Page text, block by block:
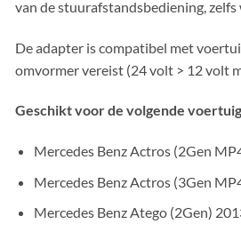
van de stuurafstandsbediening,
De adapter is compatibel met
omvormer vereist (24 volt > 12 volt
Geschikt voor de volgende
Mercedes Benz Actros (2Gen
Mercedes Benz Actros (3Gen
Mercedes Benz Atego (2Gen)